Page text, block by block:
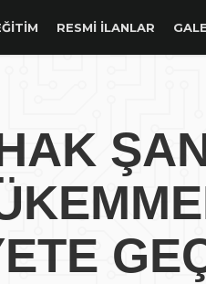
RESMİ İLANLAR